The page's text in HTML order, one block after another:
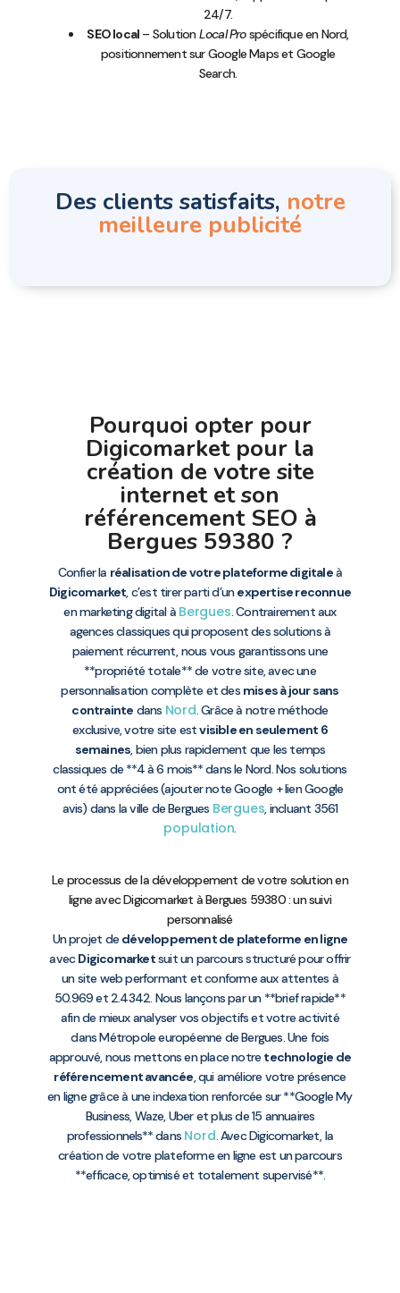
24/7.
SEO local – SolutionLocal Prospécifique en Nord,
positionnement sur Google Maps et Google
Search.
Des clients satisfaits, notre
meilleure publicité
Pourquoi opter pour
Digicomarket pour la
création de votre site
internet et son
référencement SEO à
Bergues 59380 ?
Confier la réalisation de votre plateforme digitaleà
Digicomarket, c’est tirer parti d’unexpertise reconnue
en marketing digital à Bergues. Contrairement aux
agences classiques qui proposent des solutions à
paiement récurrent, nous vous garantissons une
**propriété totale** de votre site, avec une
personnalisation complète et des mises à jour sans
contrainte dans Nord. Grâce à notre méthode
exclusive, votre site estvisible en seulement 6
semaines, bien plus rapidement que les temps
classiques de **4 à 6 mois** dans le Nord. Nos solutions
ont été appréciées (ajouter note Google + lien Google
avis) dans la ville de Bergues Bergues, incluant 3561
population.
Le processus de la développement de votre solution en
ligne avec Digicomarket à Bergues 59380 : un suivi
personnalisé
Un projet de développement de plateforme en ligne
avecDigicomarketsuit un parcours structuré pour offrir
un site web performant et conforme aux attentes à
50.969 et 2.4342. Nous lançons par un **brief rapide**
afin de mieux analyser vos objectifs et votre activité
dans Métropole européenne de Bergues. Une fois
approuvé, nous mettons en place notre technologie de
référencement avancée, qui améliore votre présence
en ligne grâce à une indexation renforcée sur **Google My
Business, Waze, Uber et plus de 15 annuaires
professionnels** dans Nord. Avec Digicomarket, la
création de votre plateforme en ligne est un parcours
**efficace, optimisé et totalement supervisé**.